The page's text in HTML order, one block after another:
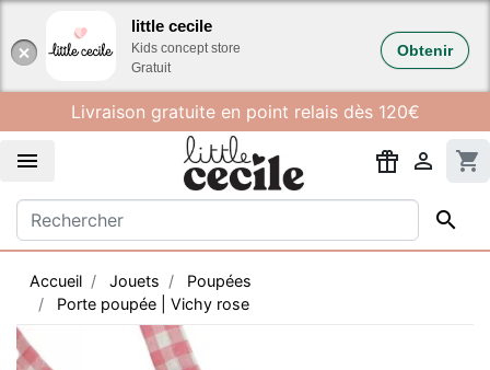
little cecile
Kids concept store
Gratuit
Obtenir
Livraison gratuite en point relais dès 120€
  shopping_cart

Accueil Jouets
Poupées
Porte poupée | Vichy rose